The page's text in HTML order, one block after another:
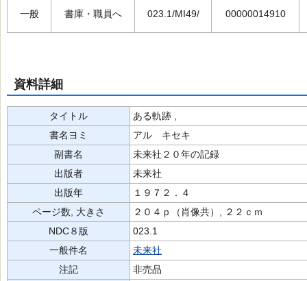
一般 書庫・職員へ 023.1/MI49/ 00000014910
資料詳細
タイトル
ある軌跡 ,
書名ヨミ
アル キセキ
副書名
未来社２０年の記録
出版者
未来社
出版年
１９７２．４
ページ数, 大きさ
２０４ｐ（肖像共）, ２２ｃｍ
NDC８版
023.1
一般件名
未来社
注記
非売品